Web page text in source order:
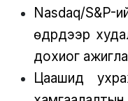
Nasdaq/S&P-
өдрүүдээр
дохиог
Цаашид